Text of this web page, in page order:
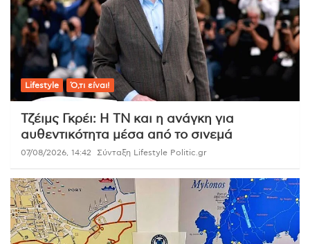
Lifestyle Ό,τι είναι!
Τζέιμς Γκρέι: Η ΤΝ και η ανάγκη για
αυθεντικότητα μέσα από το σινεμά
07/08/2026, 14:42 Σύνταξη Lifestyle Politic.gr